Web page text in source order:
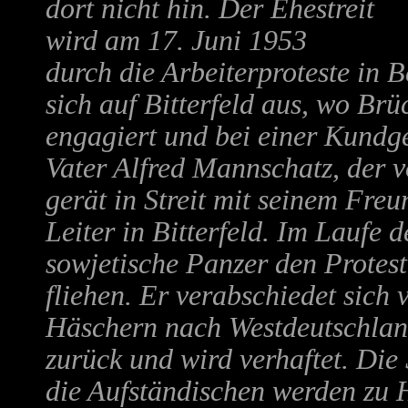
dort nicht hin. Der Ehestreit
wird am 17. Juni 1953
durch die Arbeiterproteste in
sich auf Bitterfeld aus, wo
engagiert und bei einer
Vater Alfred Mannschatz, der
gerät in Streit mit seinem
Leiter in Bitterfeld. Im Laufe
sowjetische Panzer den
fliehen. Er verabschiedet sich
Häschern nach
zurück und wird verhaftet.
die Aufständischen werden